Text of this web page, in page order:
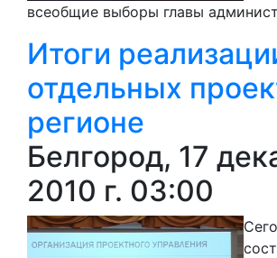
всеобщие выборы главы
Итоги
отдельных
регионе
Белгород, 17
2010 г. 03:00